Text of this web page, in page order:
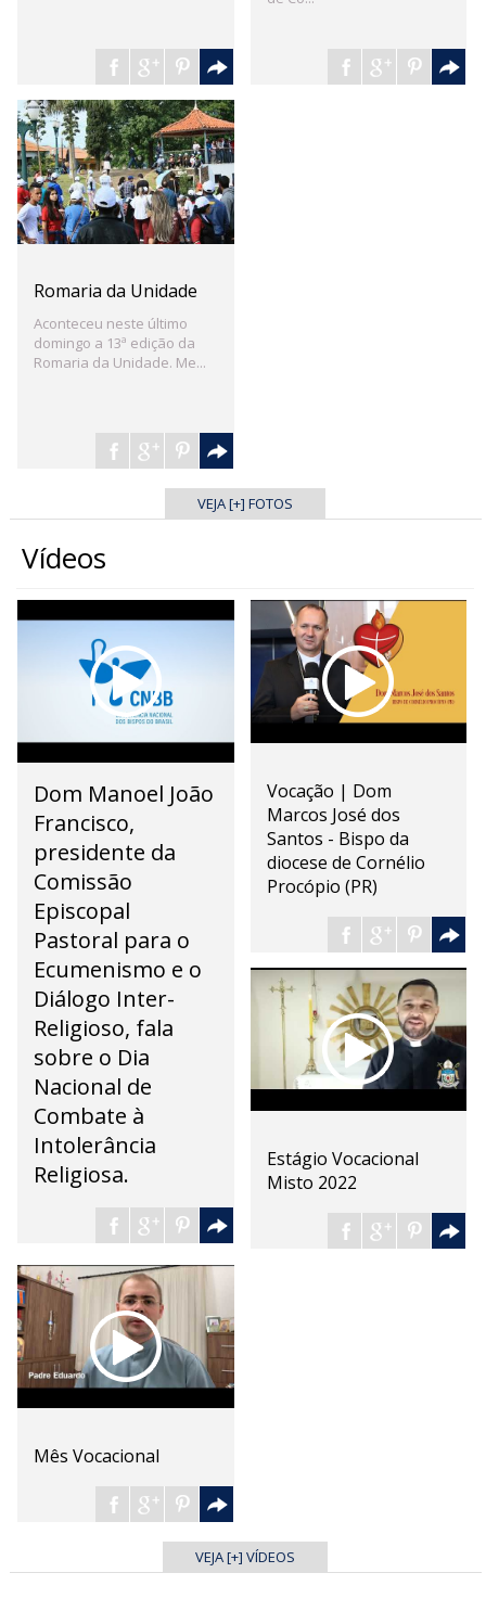
Romaria da Unidade
Aconteceu neste último
domingo a 13ª edição da
Romaria da Unidade. Me...
VEJA [+] FOTOS
Vídeos
Dom Manoel João
Francisco,
presidente da
Comissão
Episcopal
Pastoral para o
Ecumenismo e o
Diálogo Inter-
Religioso, fala
sobre o Dia
Nacional de
Combate à
Intolerância
Religiosa.
Vocação | Dom
Marcos José dos
Santos - Bispo da
diocese de Cornélio
Procópio (PR)
Estágio Vocacional
Misto 2022
Mês Vocacional
VEJA [+] VÍDEOS